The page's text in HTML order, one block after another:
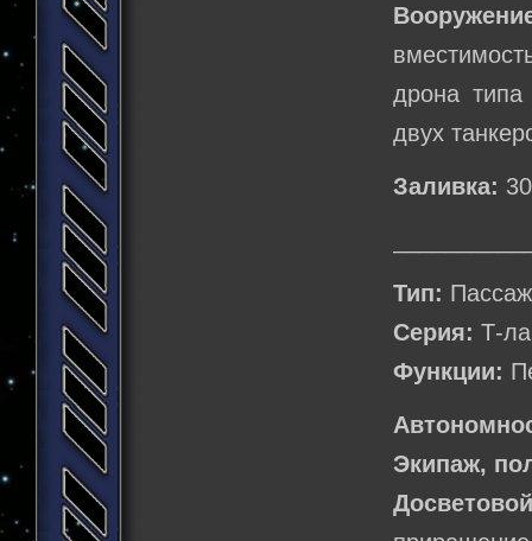
дрона типа
двух
Заливка:
Тип:
Серия: Т-
Функции:
Экипаж,